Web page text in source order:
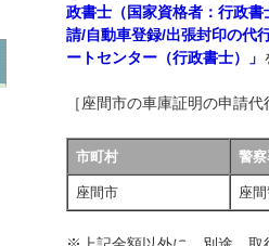
政書士（国家資格者：行政
請/自動車登録/出張封印の代
ートセンター（行政書士）」
［座間市の車庫証明の申請代
市町村 警
座間市 座